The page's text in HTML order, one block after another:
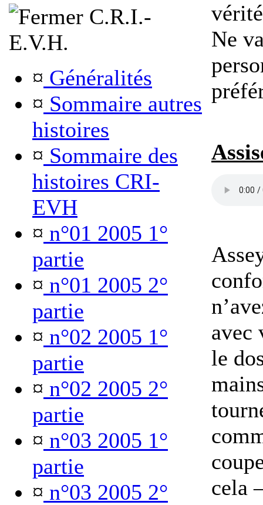
C.R.I.-
E.V.H.
¤ Généralités
¤ Sommaire autres
histoires
¤ Sommaire des
histoires CRI-
EVH
¤ n°01 2005 1°
partie
¤ n°01 2005 2°
partie
¤ n°02 2005 1°
partie
¤ n°02 2005 2°
partie
¤ n°03 2005 1°
partie
¤ n°03 2005 2°
Ne
avec
le
cela